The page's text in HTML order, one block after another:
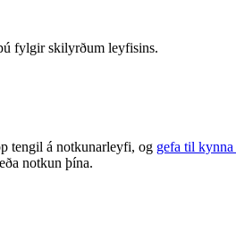
fylgir skilyrðum leyfisins.
tengil á notkunarleyfi, og gefa til
notkun þína.